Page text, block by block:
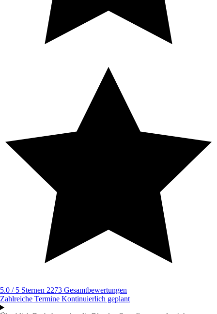
5.0 / 5 Sternen 2273 Gesamtbewertungen
Zahlreiche Termine Kontinuierlich geplant